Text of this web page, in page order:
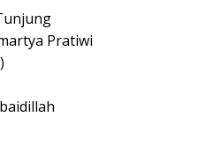
Pratiwi